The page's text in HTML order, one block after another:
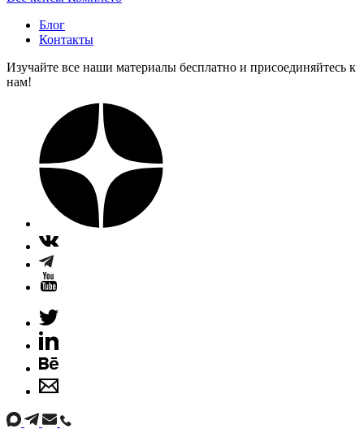
Блог
Контакты
Изучайте все наши материалы бесплатно и присоединяйтесь к
нам!